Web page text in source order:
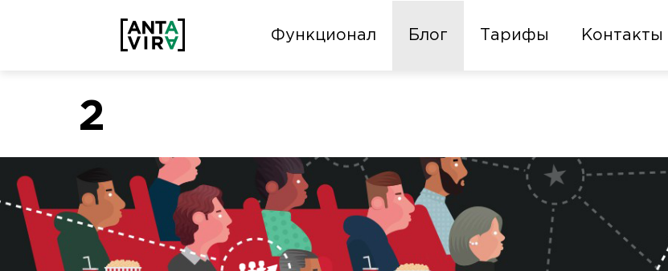
Функционал Блог Тарифы Контакты
2